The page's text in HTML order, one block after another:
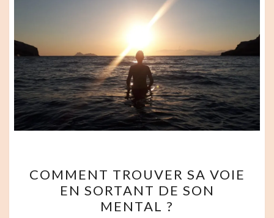
TROUVER
SA
VOIE
COMMENT TROUVER SA VOIE
EN SORTANT DE SON
MENTAL ?